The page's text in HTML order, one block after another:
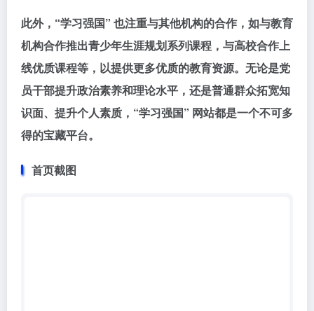
此外，“学习强国” 也注重与其他机构的合作，如与教育
机构合作推出青少年生涯规划系列课程，与高校合作上
线优质课程等，以提供更多优质的教育资源。无论是党
员干部提升政治素养和理论水平，还是普通群众拓宽知
识面、提升个人素质，“学习强国” 网站都是一个不可多
得的宝藏平台。
首页截图